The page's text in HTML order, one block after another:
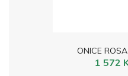
ONICE
1 572